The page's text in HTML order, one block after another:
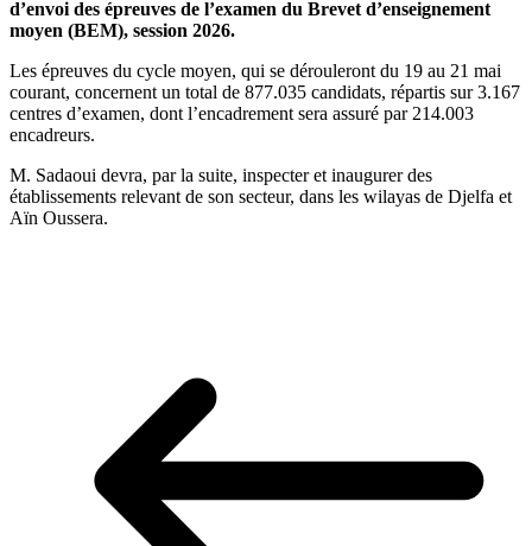
d’envoi des épreuves de l’examen du Brevet d’enseignement
moyen (BEM), session 2026.
Les épreuves du cycle moyen, qui se dérouleront du 19 au 21 mai
courant, concernent un total de 877.035 candidats, répartis sur 3.167
centres d’examen, dont l’encadrement sera assuré par 214.003
encadreurs.
M. Sadaoui devra, par la suite, inspecter et inaugurer des
établissements relevant de son secteur, dans les wilayas de Djelfa et
Aïn Oussera.